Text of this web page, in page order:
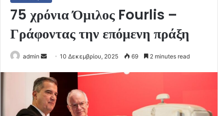
75 χρόνια Όμιλος Fourlis –
Γράφοντας την επόμενη πράξη
admin
Send
email
10 Δεκεμβρίου, 2025 69 2 minutes read